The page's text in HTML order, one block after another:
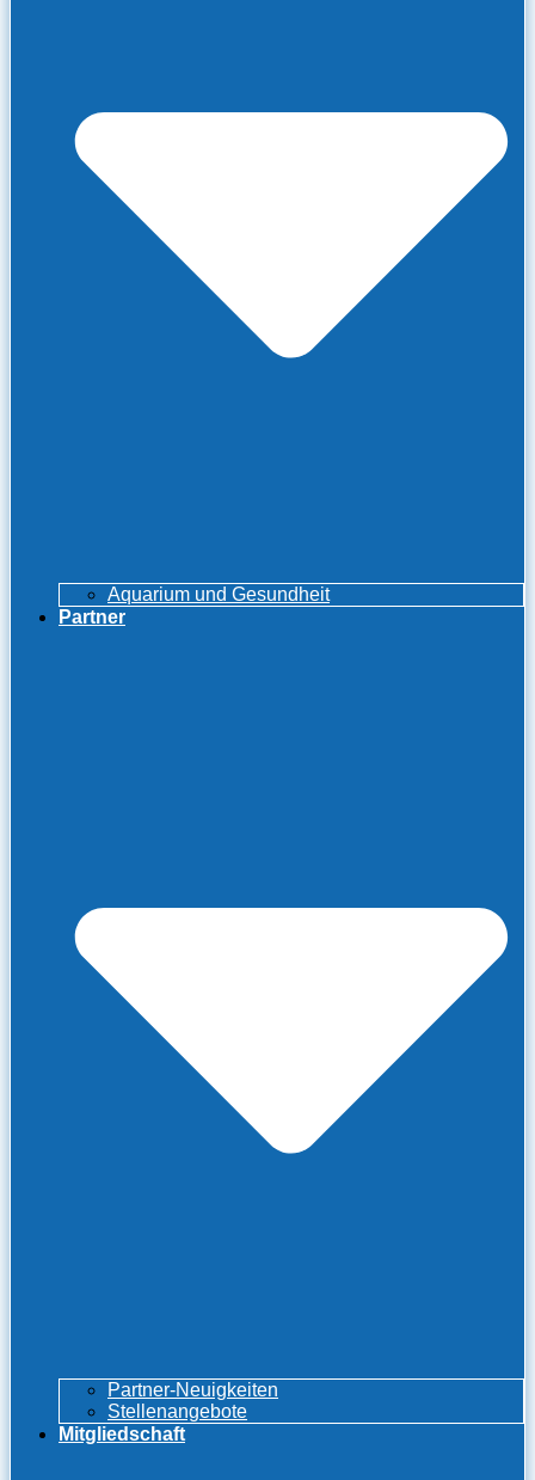
Aquarium und Gesundheit
Partner
Partner-Neuigkeiten
Stellenangebote
Mitgliedschaft